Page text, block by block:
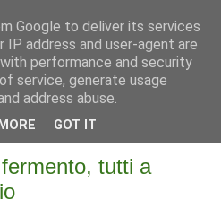
tutti a
Google to deliver its services
IP address and user-agent are
performance and security
service, generate usage
address abuse.
GOT IT